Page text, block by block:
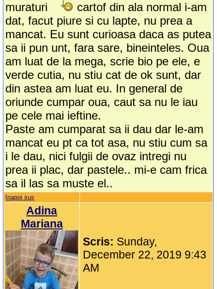
muraturi
cartof din ala normal i-am
dat, facut piure si cu lapte, nu prea a
mancat. Eu sunt curioasa daca as putea
sa ii pun unt, fara sare, bineinteles. Oua
am luat de la mega, scrie bio pe ele, e
verde cutia, nu stiu cat de ok sunt, dar
din astea am luat eu. In general de
oriunde cumpar oua, caut sa nu le iau
pe cele mai ieftine.
Paste am cumparat sa ii dau dar le-am
mancat eu pt ca tot asa, nu stiu cum sa
i le dau, nici fulgii de ovaz intregi nu
prea ii plac, dar pastele.. mi-e cam frica
sa il las sa muste el..
Inapoi sus
Adina
Mariana
Scris: Sunday,
December 22, 2019 9:43
AM